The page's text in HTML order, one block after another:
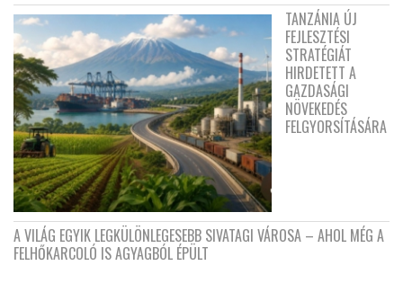
TANZÁNIA ÚJ
FEJLESZTÉSI
STRATÉGIÁT
HIRDETETT A
GAZDASÁGI
NÖVEKEDÉS
FELGYORSÍTÁSÁRA
A VILÁG EGYIK LEGKÜLÖNLEGESEBB SIVATAGI VÁROSA – AHOL MÉG A
FELHŐKARCOLÓ IS AGYAGBÓL ÉPÜLT